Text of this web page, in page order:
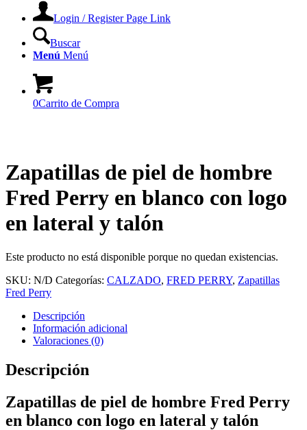
Login / Register Page Link
Buscar
Menú Menú
0Carrito de Compra
Zapatillas de piel de hombre
Fred Perry en blanco con logo
en lateral y talón
Este producto no está disponible porque no quedan existencias.
SKU: N/D Categorías: CALZADO, FRED PERRY, Zapatillas
Fred Perry
Descripción
Información adicional
Valoraciones (0)
Descripción
Zapatillas de piel de hombre Fred Perry
en blanco con logo en lateral y talón